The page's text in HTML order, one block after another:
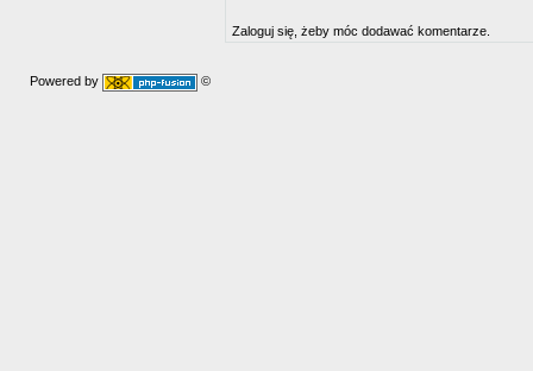
Zaloguj się, żeby móc dodawać komentarze.
Powered by ©